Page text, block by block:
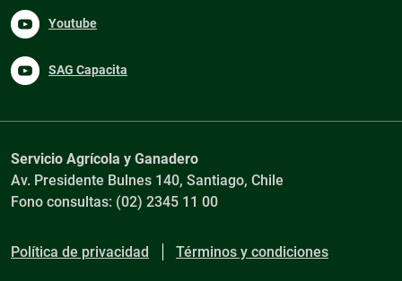
Youtube
SAG Capacita
Servicio Agrícola y Ganadero
Av. Presidente Bulnes 140, Santiago, Chile
Fono consultas: (02) 2345 11 00
Política de privacidad Términos y condiciones